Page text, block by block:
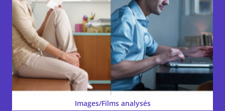
Images/Films analysés